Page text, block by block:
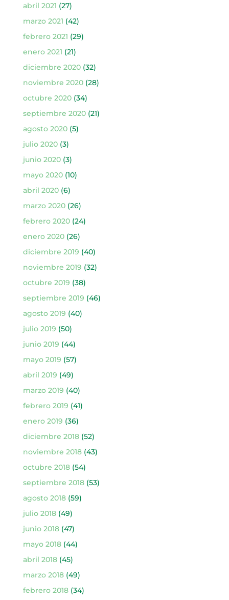
abril 2021 (27)
marzo 2021 (42)
febrero 2021 (29)
enero 2021 (21)
diciembre 2020(32)
noviembre 2020(28)
octubre 2020(34)
septiembre 2020(21)
agosto 2020(5)
julio 2020(3)
junio 2020(3)
mayo 2020(10)
abril 2020(6)
marzo 2020(26)
febrero 2020(24)
enero 2020(26)
diciembre 2019 (40)
noviembre 2019 (32)
octubre 2019 (38)
septiembre 2019 (46)
agosto 2019 (40)
julio 2019 (50)
junio 2019 (44)
mayo 2019 (57)
abril 2019 (49)
marzo 2019 (40)
febrero 2019 (41)
enero 2019 (36)
diciembre 2018(52)
noviembre 2018(43)
octubre 2018(54)
septiembre 2018(53)
agosto 2018(59)
julio 2018(49)
junio 2018(47)
mayo 2018(44)
abril 2018(45)
marzo 2018(49)
febrero 2018(34)